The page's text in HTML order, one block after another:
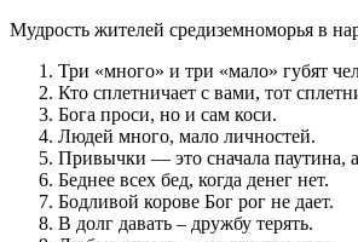
Мудрость жителей средиземноморья в
Три «много» и три «мало» губят
Кто сплетничает с вами, тот
Бога проси, но и сам коси.
Людей много, мало личностей.
Привычки — это сначала паутина,
Беднее всех бед, когда денег нет.
Бодливой корове Бог рог не дает.
В долг давать – дружбу терять.